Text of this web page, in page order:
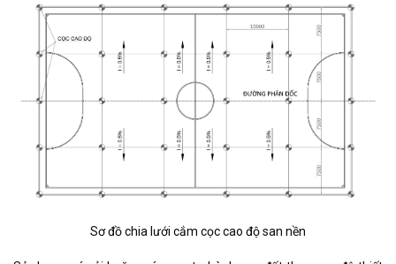
Sơ đồ chia lưới cắm cọc cao độ san nền